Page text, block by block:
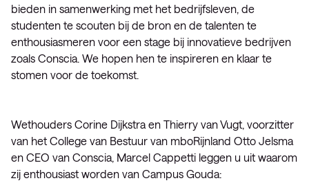
bieden in samenwerking met het bedrijfsleven, de
studenten te scouten bij de bron en de talenten te
enthousiasmeren voor een stage bij innovatieve bedrijven
zoals Conscia. We hopen hen te inspireren en klaar te
stomen voor de toekomst.
Wethouders Corine Dijkstra en Thierry van Vugt, voorzitter
van het College van Bestuur van mboRijnland Otto Jelsma
en CEO van Conscia, Marcel Cappetti leggen u uit waarom
zij enthousiast worden van Campus Gouda: